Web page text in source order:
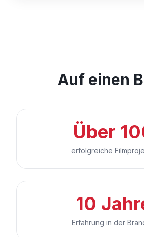
Auf einen
Über
erfolgreiche
10
Erfahrung in der